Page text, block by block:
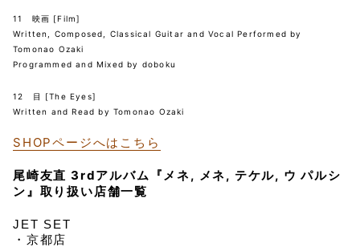
11 映画 [Film]
Written, Composed, Classical Guitar and Vocal Performed by
Tomonao Ozaki
Programmed and Mixed by doboku
12 目 [The Eyes]
Written and Read by Tomonao Ozaki
SHOPページへはこちら
尾崎友直 3rdアルバム『メネ, メネ, テケル, ウ パルシ
ン』取り扱い店舗一覧
JET SET
・京都店